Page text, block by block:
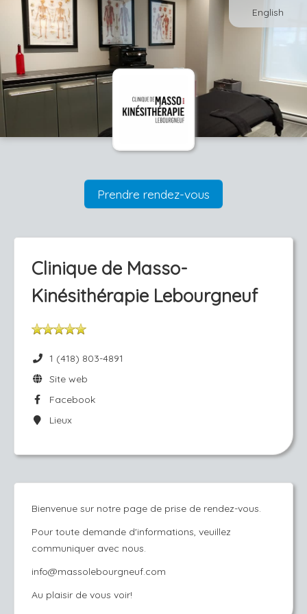
English
Prendre rendez-vous
Clinique de Masso-
Kinésithérapie Lebourgneuf
1 (418) 803-4891
Site web
Facebook
Lieux
Bienvenue sur notre page de prise de rendez-vous.
Pour toute demande d'informations, veuillez
communiquer avec nous.
info@massolebourgneuf.com
Au plaisir de vous voir!